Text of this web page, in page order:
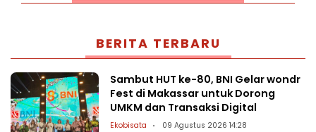
BERITA TERBARU
Sambut HUT ke-80, BNI Gelar wondr
Fest di Makassar untuk Dorong
UMKM dan Transaksi Digital
Ekobisata 09 Agustus 2026 14:28